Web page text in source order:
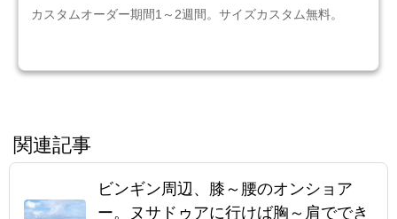
カスタムオーダー期間1～2週間。サイズカスタム無料。
関連記事
ビンギン周辺、膝～腰のオンショア
ー。ヌサドゥアに行けば胸～肩ででき